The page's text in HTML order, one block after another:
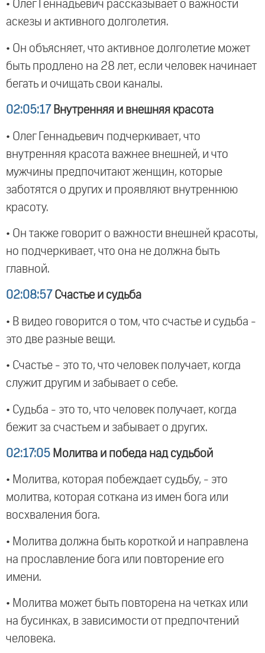
• Олег Геннадьевич рассказывает о важности
аскезы и активного долголетия.
• Он объясняет, что активное долголетие может
быть продлено на 28 лет, если человек начинает
бегать и очищать свои каналы.
02:05:17 Внутренняя и внешняя красота
• Олег Геннадьевич подчеркивает, что
внутренняя красота важнее внешней, и что
мужчины предпочитают женщин, которые
заботятся о других и проявляют внутреннюю
красоту.
• Он также говорит о важности внешней красоты,
но подчеркивает, что она не должна быть
главной.
02:08:57 Счастье и судьба
• В видео говорится о том, что счастье и судьба -
это две разные вещи.
• Счастье - это то, что человек получает, когда
служит другим и забывает о себе.
• Судьба - это то, что человек получает, когда
бежит за счастьем и забывает о других.
02:17:05 Молитва и победа над судьбой
• Молитва, которая побеждает судьбу, - это
молитва, которая соткана из имен бога или
восхваления бога.
• Молитва должна быть короткой и направлена
на прославление бога или повторение его
имени.
• Молитва может быть повторена на четках или
на бусинках, в зависимости от предпочтений
человека.